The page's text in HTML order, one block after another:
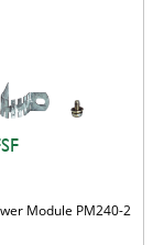
Module PM240-2